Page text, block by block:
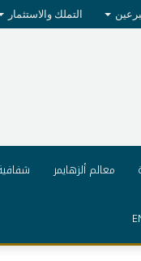
التملك والاستثمار
معالم ألزهايمر